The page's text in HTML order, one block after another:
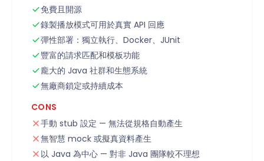
免費且開源
錄製播放模式可用於真實 API 回應
彈性部署：獨立執行、Docker、JUnit
豐富的請求匹配和模板功能
龐大的 Java 社群和生態系統
無廠商鎖定或持續成本
CONS
手動 stub 設定 — 無法從規格自動產生
無智慧 mock 或擬真資料產生
以 Java 為中心 — 對非 Java 團隊較不理想